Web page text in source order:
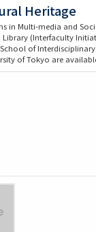
Heritage
in Multi-media and
Library (Interfaculty
of
of Tokyo are